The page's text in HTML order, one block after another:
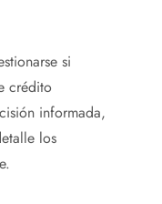
si
crédito
informada,
los